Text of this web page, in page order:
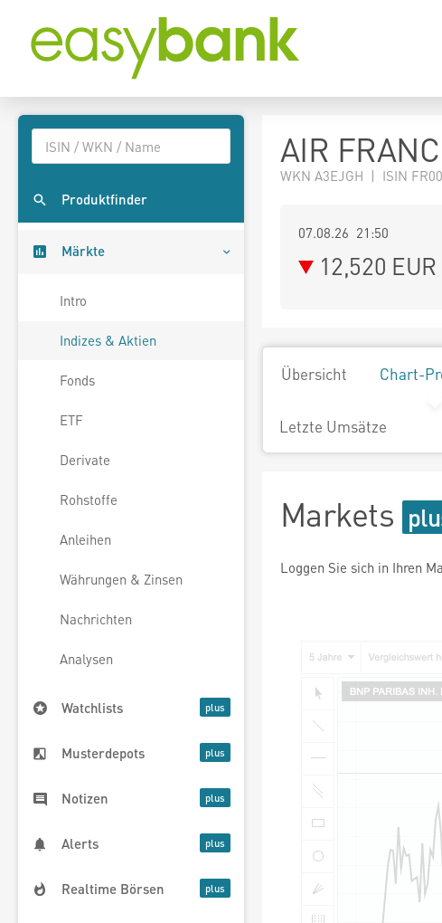
Produktfinder
Märkte
Intro
Indizes & Aktien
Fonds
ETF
Derivate
Rohstoffe
Anleihen
Währungen & Zinsen
Nachrichten
Analysen
Watchlists
Musterdepots
Notizen
Alerts
Realtime Börsen
AIR
WKN A3EJGH | ISIN
07.08.26 21:50
12,520 EUR
Übersicht Chart-
Letzte Umsätze
Markets
Loggen Sie sich in Ihren